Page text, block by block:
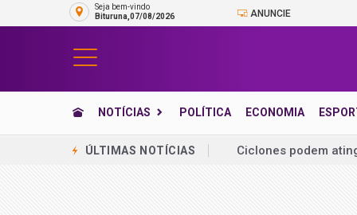
Seja bem-vindo
Bituruna,07/08/2026
ANUNCIE
NOTÍCIAS POLÍTICA ECONOMIA
ÚLTIMAS NOTÍCIAS
Operação apreende